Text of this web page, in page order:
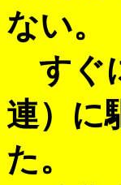
ない。
すぐ
連）に
た。